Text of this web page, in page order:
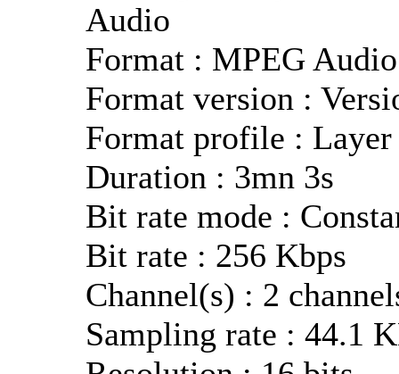
Audio
Format : MPEG Audio
Format version :
Format profile : Layer
Duration : 3mn 3s
Bit rate mode :
Bit rate : 256 Kbps
Channel(s) : 2
Sampling rate : 44.1